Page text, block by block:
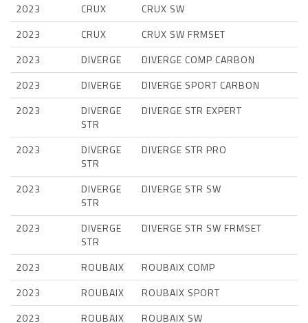
2023
CRUX
CRUX SW
2023
CRUX
CRUX SW FRMSET
2023
DIVERGE
DIVERGE COMP CARBON
2023
DIVERGE
DIVERGE SPORT CARBON
2023
DIVERGE
STR
DIVERGE STR EXPERT
2023
DIVERGE
STR
DIVERGE STR PRO
2023
DIVERGE
STR
DIVERGE STR SW
2023
DIVERGE
STR
DIVERGE STR SW FRMSET
2023 ROUBAIX
ROUBAIX COMP
2023
ROUBAIX
ROUBAIX SPORT
2023
ROUBAIX
ROUBAIX SW